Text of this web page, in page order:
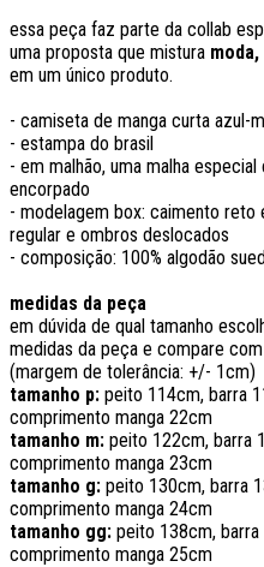
essa peça faz parte da collab
uma proposta que mistura
em um único produto.
- camiseta de manga curta azul-
- estampa do brasil
- em malhão, uma malha
encorpado
- modelagem box: caimento
regular e ombros deslocados
- composição: 100% algodão
medidas da peça
em dúvida de qual tamanho
medidas da peça e compare
(margem de tolerância: +/- 1cm)
tamanho p: peito 114cm, barra
comprimento manga 22cm
tamanho m: peito 122cm, barra
comprimento manga 23cm
tamanho g: peito 130cm, barra
comprimento manga 24cm
tamanho gg: peito 138cm,
comprimento manga 25cm